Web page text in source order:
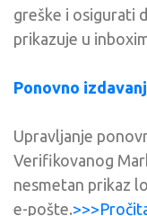
greške i osigurati
prikazuje u
Ponovno
Upravljanje
Verifikovanog
nesmetan prikaz
e-pošte.